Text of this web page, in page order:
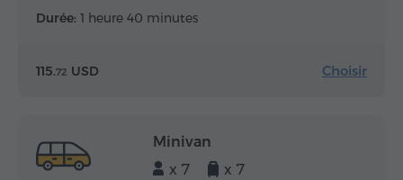
Durée: 1 heure 40 minutes
115.72 USD Choisir
Minivan
x 7
x 7